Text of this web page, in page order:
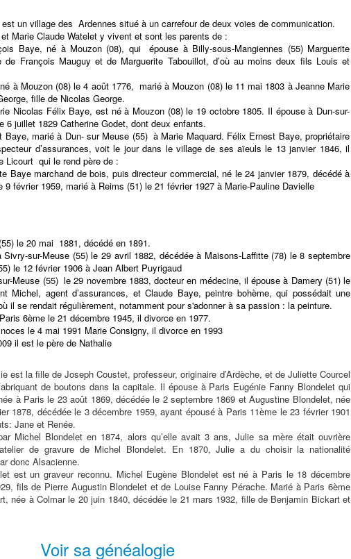
est un village des Ardennes situé à un carrefour de deux voies de communication.
Marie Claude Watelet y vivent et sont les parents de :
Baye, né à Mouzon (08), qui épouse à Billy-sous-Mangiennes (55) Marguerite
de François Mauguy et de Marguerite Tabouillot, d’où au moins deux fils Louis et
à Mouzon (08) le 4 août 1776, marié à Mouzon (08) le 11 mai 1803 à Jeanne Marie
fille de Nicolas George.
Nicolas Félix Baye, est né à Mouzon (08) le 19 octobre 1805. Il épouse à Dun-sur-
6 juillet 1829 Catherine Godet, dont deux enfants.
Baye, marié à Dun- sur Meuse (55) à Marie Maquard. Félix Ernest Baye, propriétaire
d’assurances, voit le jour dans le village de ses aïeuls le 13 janvier 1846, il
Licourt qui le rend père de :
Baye marchand de bois, puis directeur commercial, né le 24 janvier 1879, décédé à
9 février 1959, marié à Reims (51) le 21 février 1927 à Marie-Pauline Davielle
le 20 mai 1881, décédé en 1891.
sur-Meuse (55) le 29 avril 1882, décédée à Maisons-Laffitte (78) le 8 septembre
le 12 février 1906 à Jean Albert Puyrigaud
Meuse (55) le 29 novembre 1883, docteur en médecine, il épouse à Damery (51) le
Michel, agent d’assurances, et Claude Baye, peintre bohème, qui possédait une
il se rendait régulièrement, notamment pour s'adonner à sa passion : la peinture.
6ème le 21 décembre 1945, il divorce en 1977.
le 4 mai 1991 Marie Consigny, il divorce en 1993
il est le père de Nathalie
est la fille de Joseph Coustet, professeur, originaire d’Ardèche, et de Juliette Courcel
de boutons dans la capitale. Il épouse à Paris Eugénie Fanny Blondelet qui
à Paris le 23 août 1869, décédée le 2 septembre 1869 et Augustine Blondelet, née
1878, décédée le 3 décembre 1959, ayant épousé à Paris 11ème le 23 février 1901
Jane et Renée.
Michel Blondelet en 1874, alors qu’elle avait 3 ans, Julie sa mère était ouvrière
de gravure de Michel Blondelet. En 1870, Julie a du choisir la nationalité
donc Alsacienne.
est un graveur reconnu. Michel Eugène Blondelet est né à Paris le 18 décembre
fils de Pierre Augustin Blondelet et de Louise Fanny Pérache. Marié à Paris 6ème
née à Colmar le 20 juin 1840, décédée le 21 mars 1932, fille de Benjamin Bickart et
Voir sa généalogie